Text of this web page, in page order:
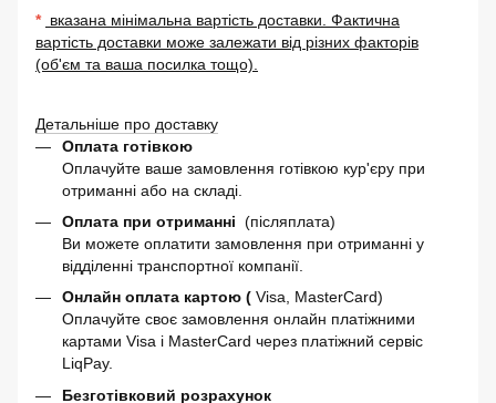
* вказана мінімальна вартість доставки. Фактична
вартість доставки може залежати від різних факторів
(об'єм та ваша посилка тощо).
Детальніше про доставку
Оплата готівкою
Оплачуйте ваше замовлення готівкою кур'єру при
отриманні або на складі.
Оплата при отриманні (післяплата)
Ви можете оплатити замовлення при отриманні у
відділенні транспортної компанії.
Онлайн оплата картою ( Visa, MasterCard)
Оплачуйте своє замовлення онлайн платіжними
картами Visa і MasterCard через платіжний сервіс
LiqPay.
Безготівковий розрахунок